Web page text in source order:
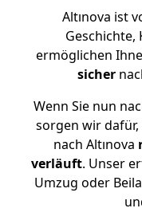
Altınova ist
ermöglichen
sicher
Wenn Sie nun
sorgen wir
nach Altınova
verläuft. Unser
Umzug oder